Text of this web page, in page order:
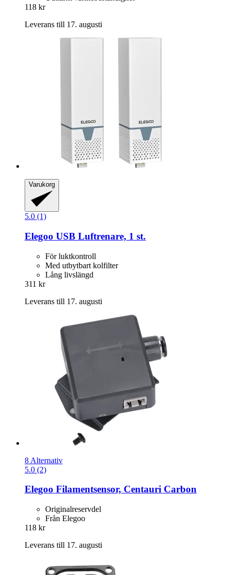
118 kr
Leverans till 17. augusti
Varukorg
5.0 (1)
Elegoo USB Luftrenare, 1 st.
För luktkontroll
Med utbytbart kolfilter
Lång livslängd
311 kr
Leverans till 17. augusti
8 Alternativ
5.0 (2)
Elegoo Filamentsensor, Centauri Carbon
Originalreservdel
Från Elegoo
118 kr
Leverans till 17. augusti